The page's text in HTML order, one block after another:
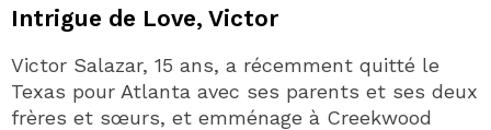
Intrigue de Love, Victor
Victor Salazar, 15 ans, a récemment quitté le
Texas pour Atlanta avec ses parents et ses deux
frères et sœurs, et emménage à Creekwood